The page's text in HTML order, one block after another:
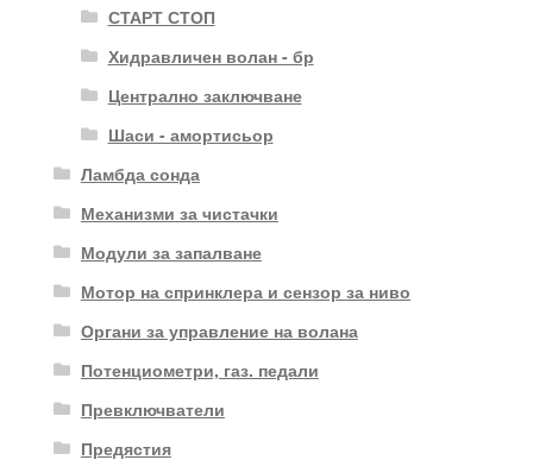
СТАРТ СТОП
Хидравличен волан - бр
Централно заключване
Шаси - амортисьор
Ламбда сонда
Механизми за чистачки
Модули за запалване
Мотор на спринклера и сензор за ниво
Органи за управление на волана
Потенциометри, газ. педали
Превключватели
Предястия